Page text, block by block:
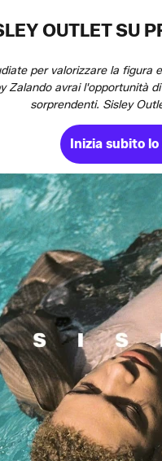
OUTLET SU
per valorizzare la
Zalando avrai l'opportunità
sorprendenti. Sisley
Inizia subito